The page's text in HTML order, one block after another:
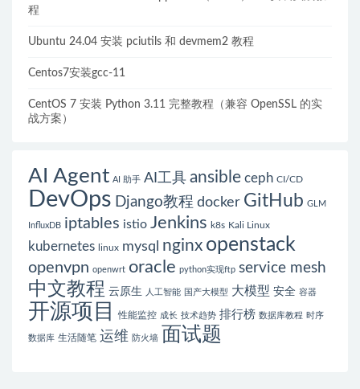
程
Ubuntu 24.04 安装 pciutils 和 devmem2 教程
Centos7安装gcc-11
CentOS 7 安装 Python 3.11 完整教程（兼容 OpenSSL 的实
战方案）
AI Agent AI 助手 AI工具 ansible ceph CI/CD
DevOps Django教程 docker GitHub GLM
InfluxDB iptables istio Jenkins k8s Kali Linux
kubernetes linux mysql nginx openstack
openvpn openwrt oracle python实现ftp service mesh
中文教程 云原生 人工智能 国产大模型 大模型 安全 容器
开源项目 性能监控 成长 技术趋势 排行榜 数据库教程 时序
数据库 生活随笔 运维 防火墙 面试题